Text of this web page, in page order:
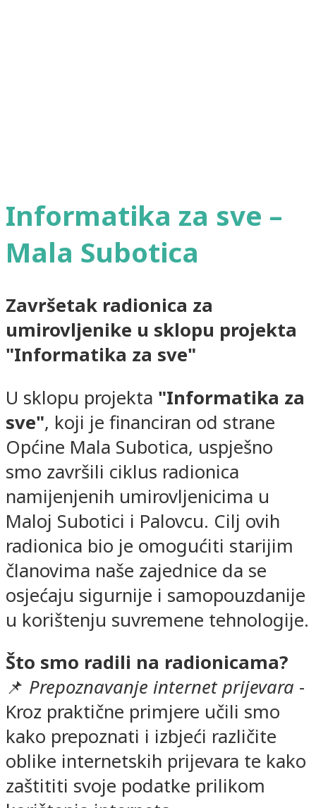
Informatika za sve –
Mala Subotica
Završetak radionica za
umirovljenike u sklopu projekta
"Informatika za sve"
U sklopu projekta "Informatika za
sve", koji je financiran od strane
Općine Mala Subotica, uspješno
smo završili ciklus radionica
namijenjenih umirovljenicima u
Maloj Subotici i Palovcu. Cilj ovih
radionica bio je omogućiti starijim
članovima naše zajednice da se
osjećaju sigurnije i samopouzdanije
u korištenju suvremene tehnologije.
Što smo radili na radionicama?
📌 Prepoznavanje internet prijevara -
Kroz praktične primjere učili smo
kako prepoznati i izbjeći različite
oblike internetskih prijevara te kako
zaštititi svoje podatke prilikom